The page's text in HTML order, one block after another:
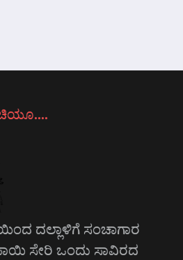
ದಲ್ಲಾಳಿಗೆ ಸಂಚಾಗಾರ
ಸೇರಿ ಒಂದು ಸಾವಿರದ